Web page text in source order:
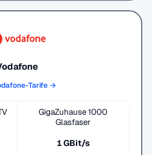
Tarife →
GigaZuhause 1000
Glasfaser
1 GBit/s